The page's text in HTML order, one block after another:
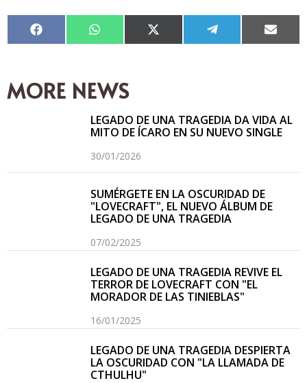
Compartir
en
Compartir
en
Compartir
en
Compartir
en en
MORE NEWS
LEGADO DE UNA TRAGEDIA DA VIDA AL
MITO DE ÍCARO EN SU NUEVO SINGLE
30/01/2026
SUMÉRGETE EN LA OSCURIDAD DE
"LOVECRAFT", EL NUEVO ÁLBUM DE
LEGADO DE UNA TRAGEDIA
07/02/2025
LEGADO DE UNA TRAGEDIA REVIVE EL
TERROR DE LOVECRAFT CON "EL
MORADOR DE LAS TINIEBLAS"
16/01/2025
LEGADO DE UNA TRAGEDIA DESPIERTA
LA OSCURIDAD CON "LA LLAMADA DE
CTHULHU"